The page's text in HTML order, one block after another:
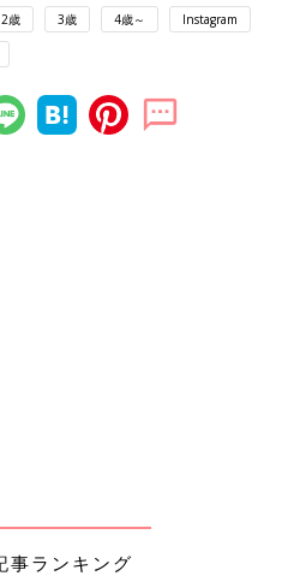
2歳 3歳 4歳～ Instagram
事ランキング